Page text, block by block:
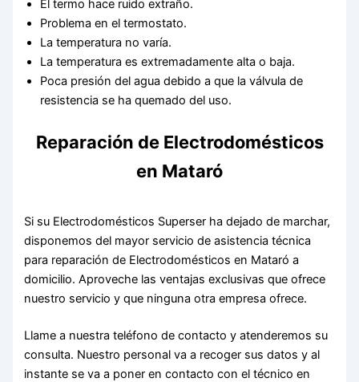
El termo hace ruido extraño.
Problema en el termostato.
La temperatura no varía.
La temperatura es extremadamente alta o baja.
Poca presión del agua debido a que la válvula de
resistencia se ha quemado del uso.
Reparación de Electrodomésticos
en Mataró
Si su Electrodomésticos Superser ha dejado de marchar,
disponemos del mayor servicio de asistencia técnica
para reparación de Electrodomésticos en Mataró a
domicilio. Aproveche las ventajas exclusivas que ofrece
nuestro servicio y que ninguna otra empresa ofrece.
Llame a nuestra teléfono de contacto y atenderemos su
consulta. Nuestro personal va a recoger sus datos y al
instante se va a poner en contacto con el técnico en